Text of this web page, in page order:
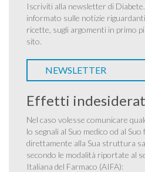
Iscriviti alla newsletter di
informato sulle notizie
ricette, sugli argomenti in primo
sito.
NEWSLETTER
Effetti
Nel caso volesse comunicare
lo segnali al Suo medico od al
direttamente alla Sua struttura
secondo le modalità riportate al
Italiana del Farmaco (AIFA):